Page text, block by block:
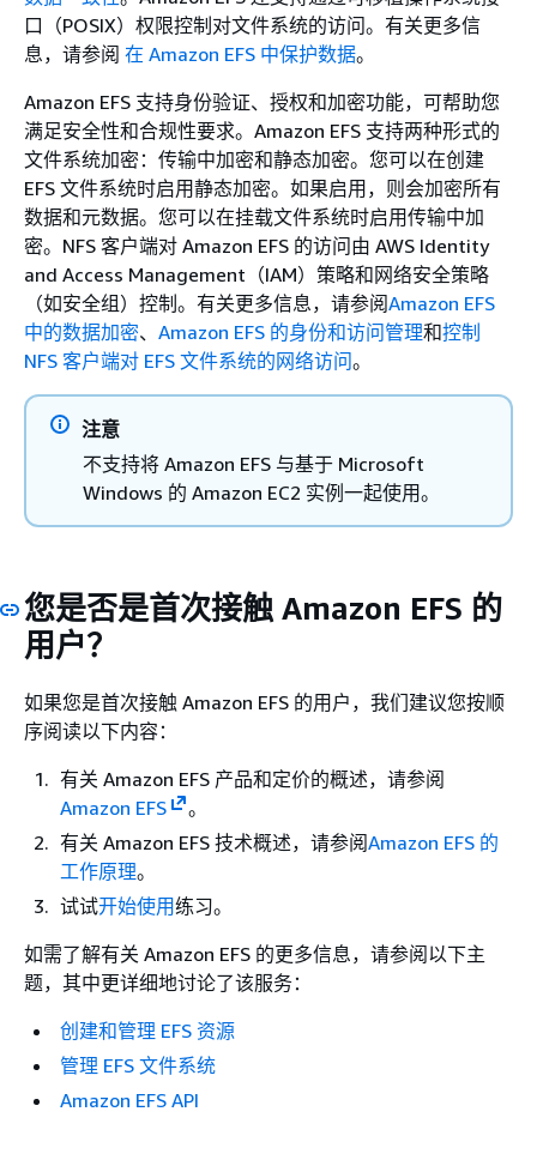
口（POSIX）权限控制对文件系统的访问。有关更多信
息，请参阅 在 Amazon EFS 中保护数据。
Amazon EFS 支持身份验证、授权和加密功能，可帮助您
满足安全性和合规性要求。Amazon EFS 支持两种形式的
文件系统加密：传输中加密和静态加密。您可以在创建
EFS 文件系统时启用静态加密。如果启用，则会加密所有
数据和元数据。您可以在挂载文件系统时启用传输中加
密。NFS 客户端对 Amazon EFS 的访问由 AWS Identity
and Access Management（IAM）策略和网络安全策略
（如安全组）控制。有关更多信息，请参阅Amazon EFS
中的数据加密、 Amazon EFS 的身份和访问管理和控制
NFS 客户端对 EFS 文件系统的网络访问。
注意
不支持将 Amazon EFS 与基于 Microsoft
Windows 的 Amazon EC2 实例一起使用。
您是否是首次接触 Amazon EFS 的
用户？
如果您是首次接触 Amazon EFS 的用户，我们建议您按顺
序阅读以下内容：
有关 Amazon EFS 产品和定价的概述，请参阅
Amazon EFS
。
有关 Amazon EFS 技术概述，请参阅Amazon EFS 的
工作原理。
试试开始使用练习。
如需了解有关 Amazon EFS 的更多信息，请参阅以下主
题，其中更详细地讨论了该服务：
创建和管理 EFS 资源
管理 EFS 文件系统
Amazon EFS API